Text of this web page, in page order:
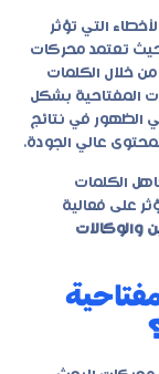
التي تؤثر
تعتمد محركات
خلال الكلمات
المفتاحية بشكل
الظهور في نتائج
عالي الجودة.
الكلمات
على فعالية
والوكالات